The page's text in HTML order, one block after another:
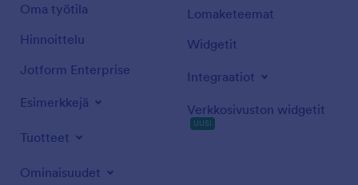
Oma työtila
Hinnoittelu
Jotform Enterprise
Esimerkkejä
Tuotteet
Ominaisuudet
Lomaketeemat
Widgetit
Integraatiot
Verkkosivuston widgetit
UUSI